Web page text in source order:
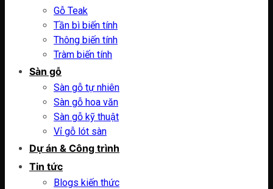
Gỗ Teak
Tần bì biến tính
Thông biến tính
Tràm biến tính
Sàn gỗ
Sàn gỗ tự nhiên
Sàn gỗ hoa văn
Sàn gỗ kỹ thuật
Vỉ gỗ lót sàn
Dự án & Công trình
Tin tức
Blogs kiến thức